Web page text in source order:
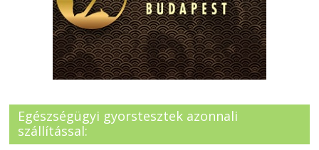
Egészségügyi gyorstesztek azonnali
szállítással: